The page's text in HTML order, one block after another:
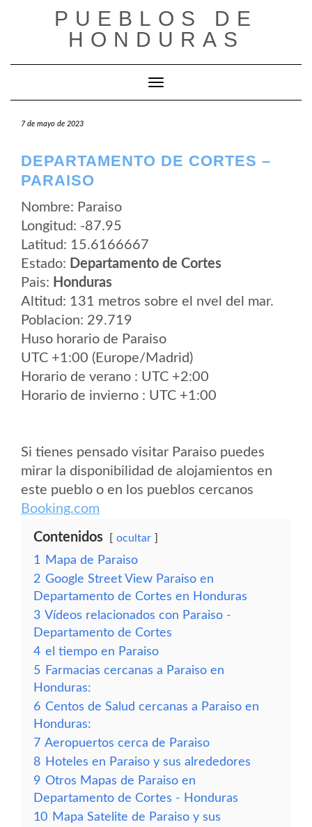
PUEBLOS DE
HONDURAS
Cambiar modo de navegación
7 de mayo de 2023
DEPARTAMENTO DE CORTES –
PARAISO
Nombre: Paraiso
Longitud: -87.95
Latitud: 15.6166667
Estado: Departamento de Cortes
Pais: Honduras
Altitud: 131 metros sobre el nvel del mar.
Poblacion: 29.719
Huso horario de Paraiso
UTC +1:00 (Europe/Madrid)
Horario de verano : UTC +2:00
Horario de invierno : UTC +1:00
Si tienes pensado visitar Paraiso puedes
mirar la disponibilidad de alojamientos en
este pueblo o en los pueblos cercanos
Booking.com
Contenidos ocultar
1
Mapa de Paraiso
2 Google Street View Paraiso en
Departamento de Cortes en Honduras
3 Vídeos relacionados con Paraiso -
Departamento de Cortes
4 el tiempo en Paraiso
5 Farmacias cercanas a Paraiso en
Honduras:
6 Centos de Salud cercanas a Paraiso en
Honduras:
7 Aeropuertos cerca de Paraiso
8 Hoteles en Paraiso y sus alrededores
9 Otros Mapas de Paraiso en
Departamento de Cortes - Honduras
10 Mapa Satelite de Paraiso y sus